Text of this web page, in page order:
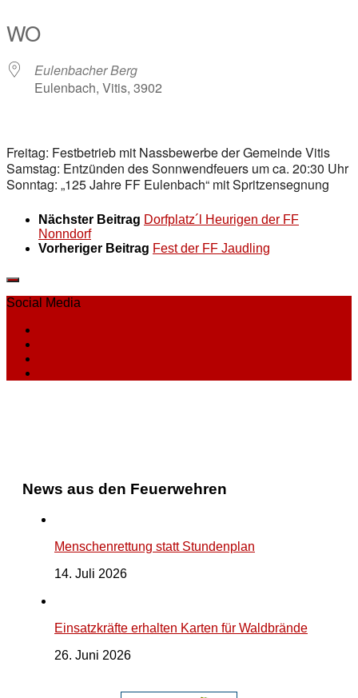
WO
Eulenbacher Berg
Eulenbach, Vitis, 3902
Freitag: Festbetrieb mit Nassbewerbe der Gemeinde Vitis
Samstag: Entzünden des Sonnwendfeuers um ca. 20:30 Uhr
Sonntag: „125 Jahre FF Eulenbach“ mit Spritzensegnung
Nächster Beitrag Dorfplatz´l Heurigen der FF
Nonndorf
Vorheriger Beitrag Fest der FF Jaudling
Social Media
News aus den Feuerwehren
Menschenrettung statt Stundenplan
14. Juli 2026
Einsatzkräfte erhalten Karten für Waldbrände
26. Juni 2026